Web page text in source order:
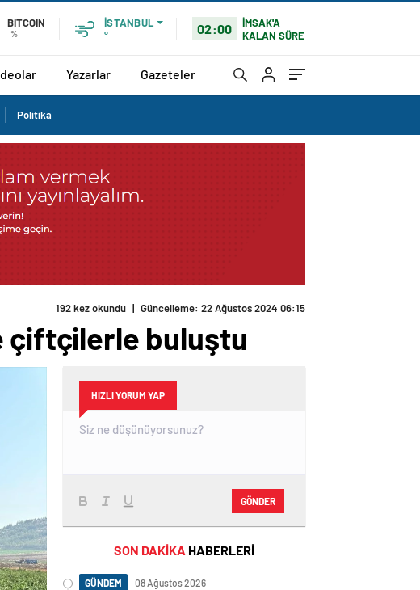
BITCOIN
%
İSTANBUL
°
02:00
İMSAK'A
KALAN SÜRE
Yazarlar Gazeteler
Politika
192 kez okundu | Güncelleme: 22 Ağustos 2024 06:15
çiftçilerle buluştu
HIZLI YORUM YAP
GÖNDER
SON DAKİKA HABERLERİ
GÜNDEM 08 Ağustos 2026